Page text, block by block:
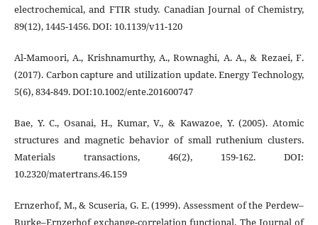
electrochemical, and FTIR study. Canadian Journal of Chemistry,
89(12), 1445-1456. DOI: 10.1139/v11-120
Al‐Mamoori, A., Krishnamurthy, A., Rownaghi, A. A., & Rezaei, F.
(2017). Carbon capture and utilization update. Energy Technology,
5(6), 834-849. DOI:10.1002/ente.201600747
Bae, Y. C., Osanai, H., Kumar, V., & Kawazoe, Y. (2005). Atomic
structures and magnetic behavior of small ruthenium clusters.
Materials transactions, 46(2), 159-162. DOI:
10.2320/matertrans.46.159
Ernzerhof, M., & Scuseria, G. E. (1999). Assessment of the Perdew–
Burke–Ernzerhof exchange-correlation functional. The Journal of